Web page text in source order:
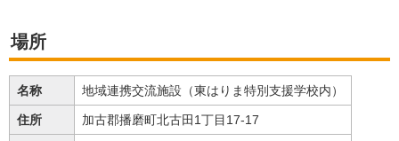
場所
名称 地域連携交流施設（東はりま特別支援学校内）
住所 加古郡播磨町北古田1丁目17-17